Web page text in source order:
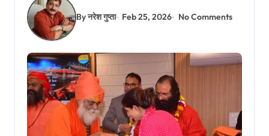
By नरेश गुप्ता Feb 25, 2026 No Comments